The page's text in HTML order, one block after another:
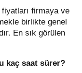
firmaya ve
birlikte genel
En sık görülen
kaç saat sürer?